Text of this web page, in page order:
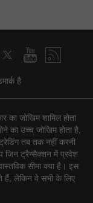
है
का जोखिम शामिल होता
का उच्च जोखिम होता है,
तब तक नहीं करनी
जिन ट्रैन्सैक्शन में प्रवेश
सीमा क्या है। इस
हैं, लेकिन वे सभी के लिए